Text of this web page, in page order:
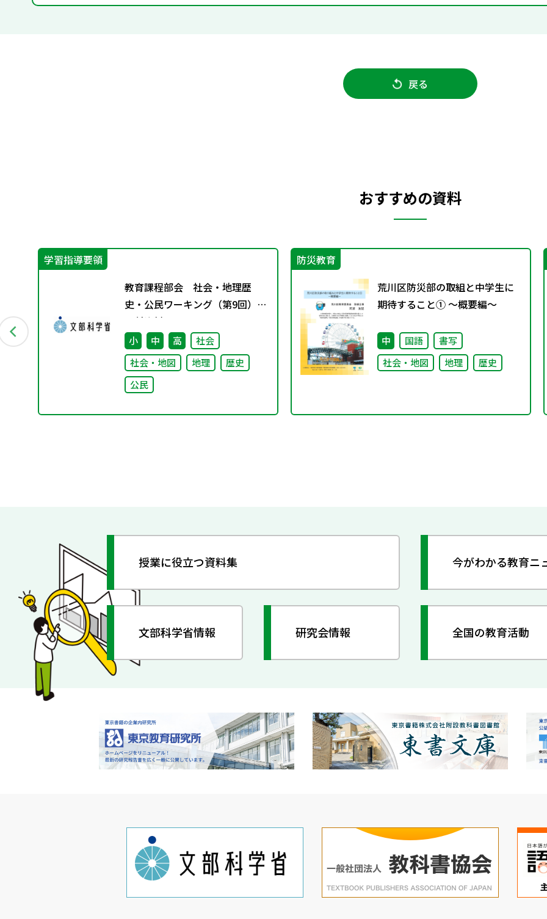
戻る
おすすめの資料
学習指導要領
教育課程部会 社会・地理歴
史・公民ワーキング（第9回）
配付資料
小 中 高
社会
社会・地図
地理
歴史
公民
防災教育
荒川区防災部の取組と中学生に
期待すること① ～概要編～
中 国語
書写
社会・地図
地理 歴史
授業に役立つ資料集 今がわかる教育ニ
文部科学省情報 研究会情報 全国の教育活動